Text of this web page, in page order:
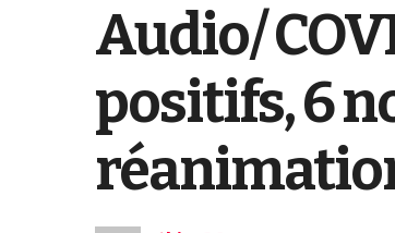
Vidéo/ Magal 2026,
Audio/
positifs, 6